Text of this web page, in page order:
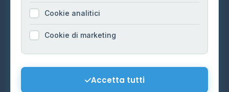
Cookie Policy
Preferenze Cookie
Mappa del sito
Cookie analitici
Cookie di marketing
Accetta tutti